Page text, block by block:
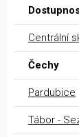
Centrální
Čechy
Pardubice
Tábor -